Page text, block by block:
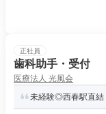
正社員
歯科助手・受付
医療法人 光風会
未経験◎西春駅直結